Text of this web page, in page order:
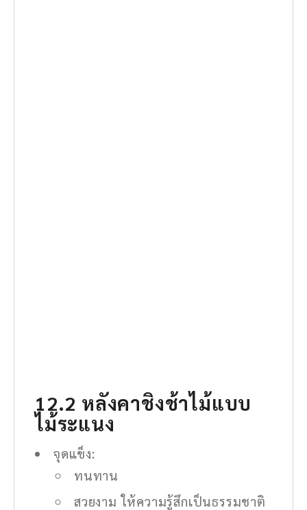
12.2 หลังคาชิงช้าไม้แบบ
ไม้ระแนง
จุดแข็ง:
ทนทาน
สวยงาม ให้ความรู้สึกเป็นธรรมชาติ